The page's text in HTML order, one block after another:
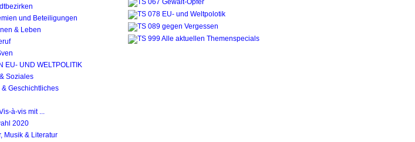
und Beteiligungen
& Leben
EU- UND WELTPOLITIK
Soziales
& Geschichtliches
à-vis mit ...
2020
Musik & Literatur